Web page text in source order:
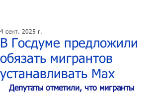
В Госдуме предложили
обязать мигрантов
устанавливать Мax
4 сент. 2025 г.
Депутаты отметили, что мигранты